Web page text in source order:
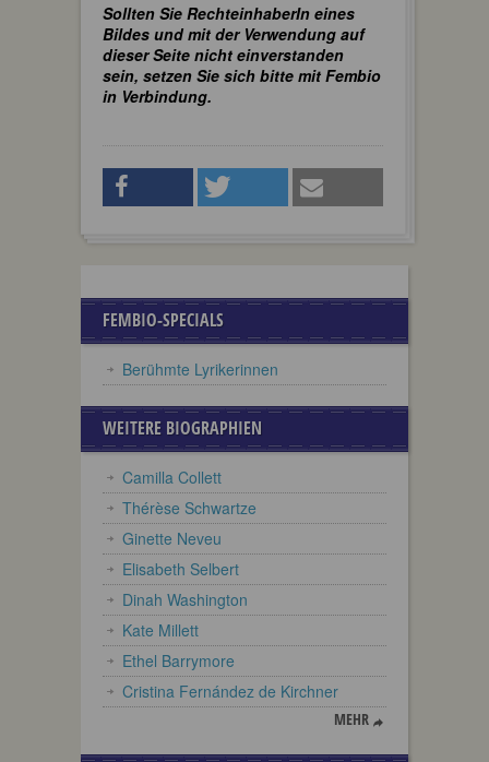
Sollten Sie RechteinhaberIn eines
Bildes und mit der Verwendung auf
dieser Seite nicht einverstanden
sein, setzen Sie sich bitte mit Fembio
in Verbindung.
FEMBIO-SPECIALS
Berühmte Lyrikerinnen
WEITERE BIOGRAPHIEN
Camilla Collett
Thérèse Schwartze
Ginette Neveu
Elisabeth Selbert
Dinah Washington
Kate Millett
Ethel Barrymore
Cristina Fernández de Kirchner
MEHR